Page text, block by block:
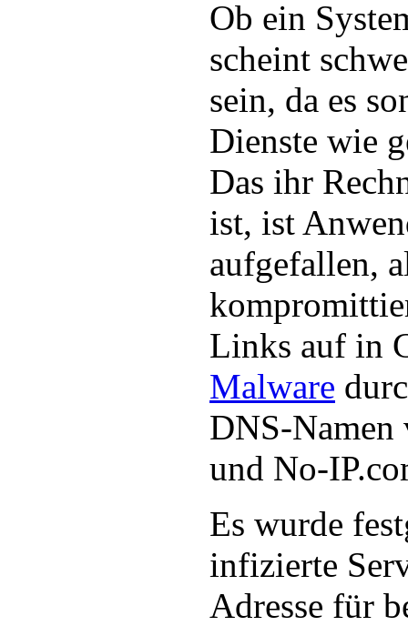
Ob ein
scheint
sein, da es
Dienste wie
Das ihr
ist, ist
aufgefallen,
Links auf in
Malware
DNS-
und No-
Es wurde
infizierte
Adresse für